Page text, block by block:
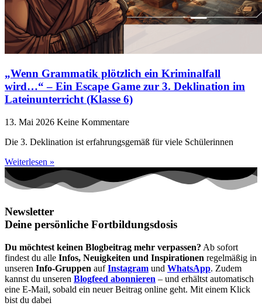
„Wenn Grammatik plötzlich ein Kriminalfall
wird…“ – Ein Escape Game zur 3. Deklination im
Lateinunterricht (Klasse 6)
13. Mai 2026 Keine Kommentare
Die 3. Deklination ist erfahrungsgemäß für viele Schülerinnen
Weiterlesen »
Newsletter
Deine persönliche Fortbildungsdosis
Du möchtest keinen Blogbeitrag mehr verpassen? Ab sofort
findest du alle Infos, Neuigkeiten und Inspirationen regelmäßig in
unseren Info-Gruppen aufInstagram und WhatsApp. Zudem
kannst du unseren Blogfeed abonnieren – und erhältst automatisch
eine E-Mail, sobald ein neuer Beitrag online geht. Mit einem Klick
bist du dabei